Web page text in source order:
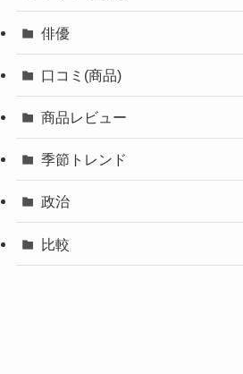
俳優
口コミ(商品)
商品レビュー
季節トレンド
政治
比較